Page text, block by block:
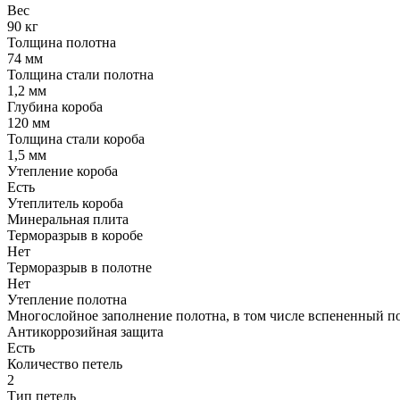
Вес
90 кг
Толщина полотна
74 мм
Толщина стали полотна
1,2 мм
Глубина короба
120 мм
Толщина стали короба
1,5 мм
Утепление короба
Есть
Утеплитель короба
Минеральная плита
Терморазрыв в коробе
Нет
Терморазрыв в полотне
Нет
Утепление полотна
Многослойное заполнение полотна, в том числе вспененный
Антикоррозийная защита
Есть
Количество петель
2
Тип петель